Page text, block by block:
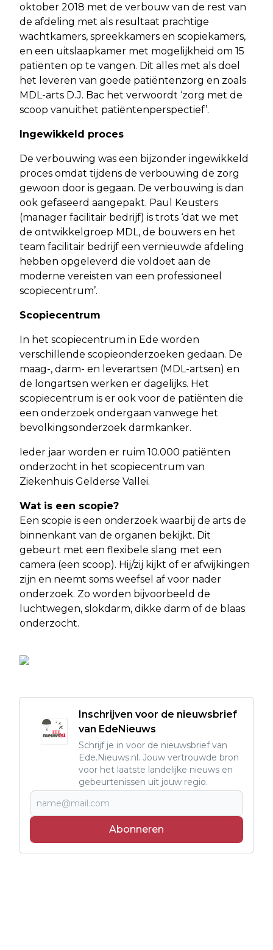
oktober 2018 met de verbouw van de rest van
de afdeling met als resultaat prachtige
wachtkamers, spreekkamers en scopiekamers,
en een uitslaapkamer met mogelijkheid om 15
patiënten op te vangen. Dit alles met als doel
het leveren van goede patiëntenzorg en zoals
MDL-arts D.J. Bac het verwoordt ‘zorg met de
scoop vanuithet patiëntenperspectief’.
Ingewikkeld proces
De verbouwing was een bijzonder ingewikkeld
proces omdat tijdens de verbouwing de zorg
gewoon door is gegaan. De verbouwing is dan
ook gefaseerd aangepakt. Paul Keusters
(manager facilitair bedrijf) is trots ‘dat we met
de ontwikkelgroep MDL, de bouwers en het
team facilitair bedrijf een vernieuwde afdeling
hebben opgeleverd die voldoet aan de
moderne vereisten van een professioneel
scopiecentrum’.
Scopiecentrum
In het scopiecentrum in Ede worden
verschillende scopieonderzoeken gedaan. De
maag-, darm- en leverartsen (MDL-artsen) en
de longartsen werken er dagelijks. Het
scopiecentrum is er ook voor de patiënten die
een onderzoek ondergaan vanwege het
bevolkingsonderzoek darmkanker.
Ieder jaar worden er ruim 10.000 patiënten
onderzocht in het scopiecentrum van
Ziekenhuis Gelderse Vallei.
Wat is een scopie?
Een scopie is een onderzoek waarbij de arts de
binnenkant van de organen bekijkt. Dit
gebeurt met een flexibele slang met een
camera (een scoop). Hij/zij kijkt of er afwijkingen
zijn en neemt soms weefsel af voor nader
onderzoek. Zo worden bijvoorbeeld de
luchtwegen, slokdarm, dikke darm of de blaas
onderzocht.
Inschrijven voor de nieuwsbrief
van EdeNieuws
Schrijf je in voor de nieuwsbrief van
Ede.Nieuws.nl. Jouw vertrouwde bron
voor het laatste landelijke nieuws en
gebeurtenissen uit jouw regio.
Abonneren